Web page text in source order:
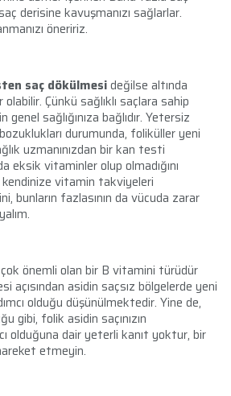
derisine kavuşmanızı sağlarlar.
öneririz.
saç dökülmesideğilse altında
olabilir. Çünkü sağlıklı saçlara sahip
genel sağlığınıza bağlıdır. Yetersiz
durumunda, foliküller yeni
uzmanınızdan bir kan testi
eksik vitaminler olup olmadığını
vitamin takviyeleri
bunların fazlasının da vücuda zarar
önemli olan bir B vitamini türüdür
açısından asidin saçsız bölgelerde yeni
olduğu düşünülmektedir. Yine de,
gibi, folik asidin saçınızın
olduğuna dair yeterli kanıt yoktur, bir
etmeyin.